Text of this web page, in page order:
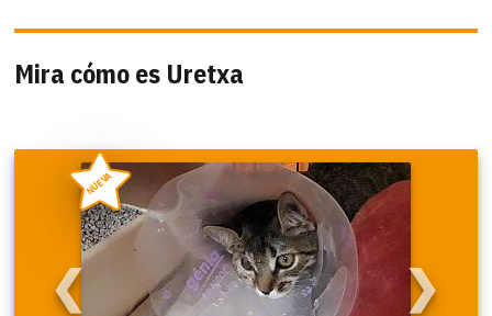
Mira cómo es Uretxa
❮ ❯
NUEVA